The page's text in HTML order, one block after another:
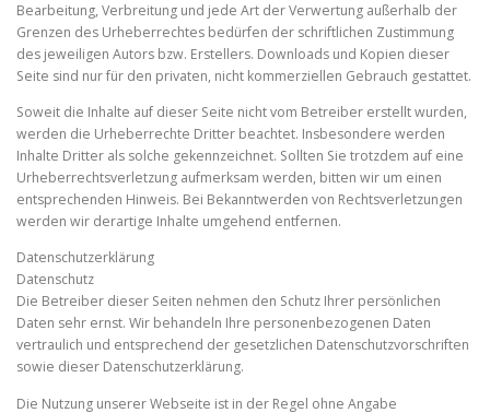
Bearbeitung, Verbreitung und jede Art der Verwertung außerhalb der
Grenzen des Urheberrechtes bedürfen der schriftlichen Zustimmung
des jeweiligen Autors bzw. Erstellers. Downloads und Kopien dieser
Seite sind nur für den privaten, nicht kommerziellen Gebrauch gestattet.
Soweit die Inhalte auf dieser Seite nicht vom Betreiber erstellt wurden,
werden die Urheberrechte Dritter beachtet. Insbesondere werden
Inhalte Dritter als solche gekennzeichnet. Sollten Sie trotzdem auf eine
Urheberrechtsverletzung aufmerksam werden, bitten wir um einen
entsprechenden Hinweis. Bei Bekanntwerden von Rechtsverletzungen
werden wir derartige Inhalte umgehend entfernen.
Datenschutzerklärung
Datenschutz
Die Betreiber dieser Seiten nehmen den Schutz Ihrer persönlichen
Daten sehr ernst. Wir behandeln Ihre personenbezogenen Daten
vertraulich und entsprechend der gesetzlichen Datenschutzvorschriften
sowie dieser Datenschutzerklärung.
Die Nutzung unserer Webseite ist in der Regel ohne Angabe